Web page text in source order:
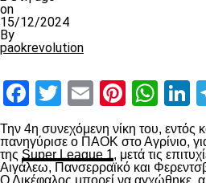
on
15/12/2024
By
paokrevolution
Facebook
Twitter
Email
Την 4η συνεχόμενη νίκη του, εντός
πανηγύρισε ο ΠΑΟΚ στο Αγρίνιο,
της Super League 1, μετά τις
Αιγάλεω, Πανσερραϊκό και
Ο Δικέφαλος μπορεί να αγχώθηκε,